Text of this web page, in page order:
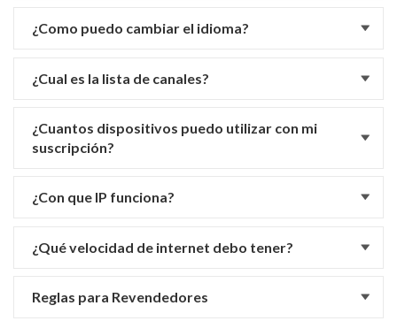
¿Como puedo cambiar el idioma?
¿Cual es la lista de canales?
¿Cuantos dispositivos puedo utilizar con mi
suscripción?
¿Con que IP funciona?
¿Qué velocidad de internet debo tener?
Reglas para Revendedores